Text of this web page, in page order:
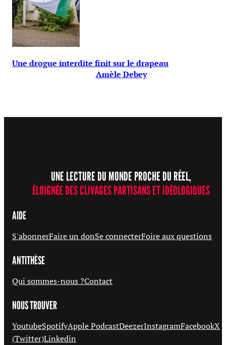
Une drogue interdite finit sur le drapeau
Amèle Debey
UNE LECTURE DU MONDE PROCHE DU RÉEL,
ÉLOIGNÉE DES CLIVAGES PARTISANS ET IDÉOLOGIQUES
AIDE
S'abonnerFaire un donSe connecterFoire aux questions
ANTITHÈSE
Qui sommes-nous ?Contact
NOUS TROUVER
YoutubeSpotifyApple PodcastDeezerInstagramFacebookX
(Twitter)Linkedin